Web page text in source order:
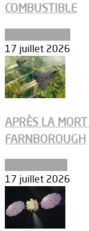
COMBUSTIBLE
17 juillet 2026
APRÈS LA
FARNBOROUGH
17 juillet 2026